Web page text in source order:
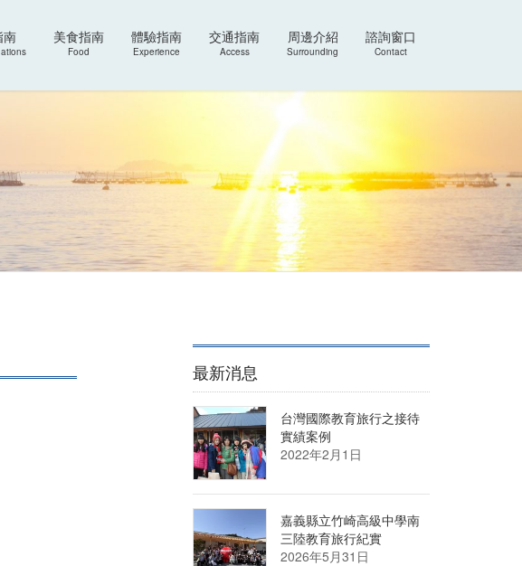
南 美食指南
Food
體驗指南
Experience
交通指南
Access
周邊介紹
Surrounding
諮詢窗口
Contact
最新消息
台灣國際教育旅行之接待
實績案例
2022年2月1日
嘉義縣立竹崎高級中學南
三陸教育旅行紀實
2026年5月31日